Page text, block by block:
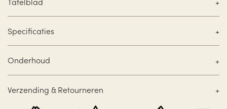
Specificaties
Onderhoud
Verzending & Retourneren